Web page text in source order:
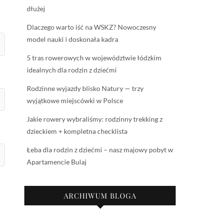
dłużej
Dlaczego warto iść na WSKZ? Nowoczesny
model nauki i doskonała kadra
5 tras rowerowych w województwie łódzkim
idealnych dla rodzin z dziećmi
Rodzinne wyjazdy blisko Natury — trzy
wyjątkowe miejscówki w Polsce
Jakie rowery wybraliśmy: rodzinny trekking z
dzieckiem + kompletna checklista
Łeba dla rodzin z dziećmi – nasz majowy pobyt w
Apartamencie Bulaj
ARCHIWUM BLOGA